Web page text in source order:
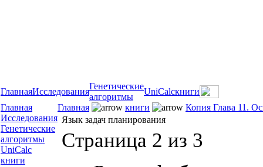
ГлавнаяИсследования
Генетические
алгоритмы
UniCalcкниги
Главная
Исследования
Генетические
алгоритмы
UniCalc
книги
Главная книги
Копия Глава 11.
Язык задач планирования
Страница 2 из 3